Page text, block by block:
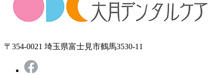
〒354-0021 埼玉県富士見市鶴馬3530-11